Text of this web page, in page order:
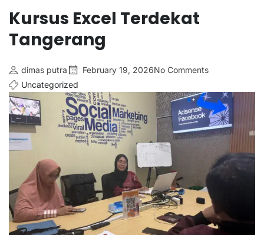
Kursus Excel Terdekat
Tangerang
dimas putra February 19, 2026No Comments
Uncategorized